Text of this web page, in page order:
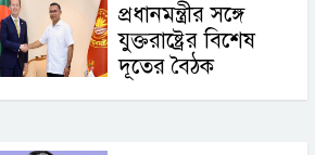
প্রধানমন্ত্রীর সঙ্গে
যুক্তরাষ্ট্রের বিশেষ
দূতের বৈঠক